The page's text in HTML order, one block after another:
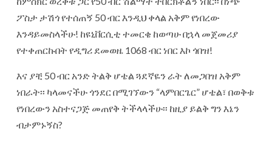
ፖስታ ታሽጎ የተሰጠኝ 50 ብር እንዲህ ቀላል አቅም የነበረው
እንዳይመስላችሁ! ከዩኒቨርሲቲ ተመርቄ ከወጣሁ በኋላ መጀመሪያ
የተቀጠርኩበት የዲግሪ ደመወዜ 1068 ብር ነበር እኮ ጎበዝ!
እና ያቺ 50 ብር አንድ ትልቅ ሆቴል ጓደኛዬን ራት ለመጋበዝ አቅም
ነበራት፡፡ ካላመናችሁ ጎንደር በሚገኘውን “ላምበርጌር” ሆቴል፣ በወቅቱ
የነበረውን አስተናጋጅ መጠየቅ ትችላላችሁ፡፡ ከዚያ ይልቅ ግን እኔን
ብታምኑኝስ?